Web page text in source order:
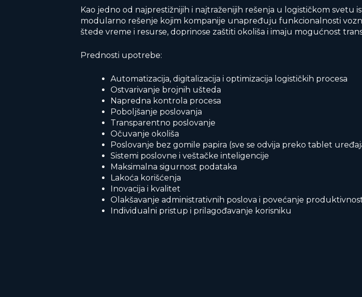
Kao jedno od najprestižnijih i najtraženijih rešenja u logističkom svetu
modularno rešenje kojim kompanije unapređuju funkcionalnosti
štede vreme i resurse, doprinose zaštiti okoliša i imaju mogućnost
Prednosti upotrebe:
Automatizacija, digitalizacija i optimizacija logističkih procesa
Ostvarivanje brojnih ušteda
Napredna kontrola procesa
Poboljšanje poslovanja
Transparentno poslovanje
Očuvanje okoliša
Poslovanje bez gomile papira (sve se odvija preko tablet
Sistemi poslovne i veštačke inteligencije
Maksimalna sigurnost podataka
Lakoća korišćenja
Inovacija i kvalitet
Olakšavanje administrativnih poslova i povećanje
Individualni pristup i prilagođavanje korisniku